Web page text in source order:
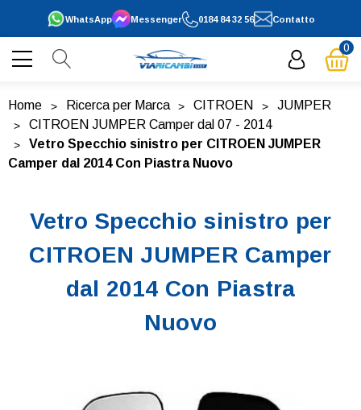
0184 84 32 56
WhatsApp Contatto
Messenger
0
Home Ricerca per Marca CITROEN
JUMPER
CITROEN JUMPER Camper dal 07 - 2014
Vetro Specchio sinistro per CITROEN JUMPER
Camper dal 2014 Con Piastra Nuovo
Vetro Specchio sinistro per
CITROEN JUMPER Camper
dal 2014 Con Piastra
Nuovo